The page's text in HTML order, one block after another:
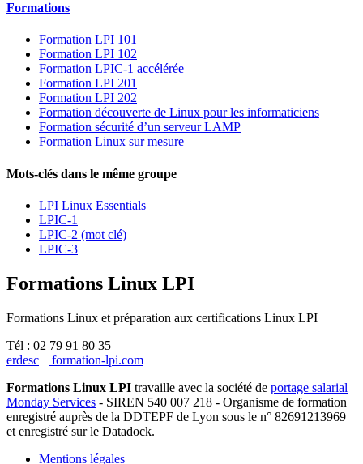
Formations
Formation LPI 101
Formation LPI 102
Formation LPIC-1 accélérée
Formation LPI 201
Formation LPI 202
Formation découverte de Linux pour les informaticiens
Formation sécurité d’un serveur LAMP
Formation Linux sur mesure
Mots-clés dans le même groupe
LPI Linux Essentials
LPIC-1
LPIC-2 (mot clé)
LPIC-3
Formations Linux LPI
Formations Linux et préparation aux certifications Linux LPI
Tél : 02 79 91 80 35
erdesc
formation-lpi.com
Formations Linux LPI travaille avec la société de portage salarial
Monday Services - SIREN 540 007 218 - Organisme de formation
enregistré auprès de la DDTEPF de Lyon sous le n° 82691213969
et enregistré sur le Datadock.
Mentions légales